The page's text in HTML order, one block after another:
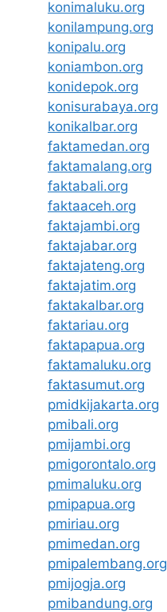
konimaluku.org
konilampung.org
konipalu.org
koniambon.org
konidepok.org
konisurabaya.org
konikalbar.org
faktamedan.org
faktamalang.org
faktabali.org
faktaaceh.org
faktajambi.org
faktajabar.org
faktajateng.org
faktajatim.org
faktakalbar.org
faktariau.org
faktapapua.org
faktamaluku.org
faktasumut.org
pmidkijakarta.org
pmibali.org
pmijambi.org
pmigorontalo.org
pmimaluku.org
pmipapua.org
pmiriau.org
pmimedan.org
pmipalembang.org
pmijogja.org
pmibandung.org